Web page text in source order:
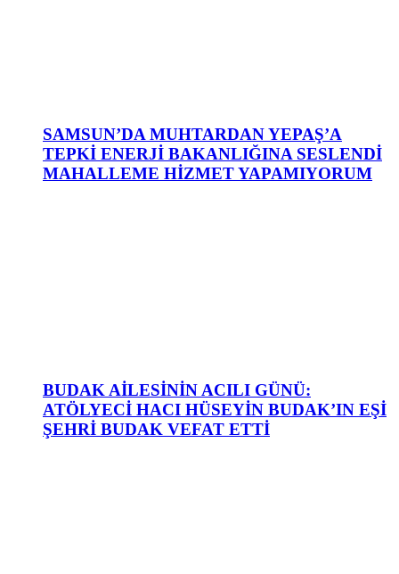
SAMSUN’DA MUHTARDAN YEPAŞ’A
TEPKİ ENERJİ BAKANLIĞINA SESLENDİ
MAHALLEME HİZMET YAPAMIYORUM
BUDAK AİLESİNİN ACILI GÜNÜ:
ATÖLYECİ HACI HÜSEYİN BUDAK’IN EŞİ
ŞEHRİ BUDAK VEFAT ETTİ